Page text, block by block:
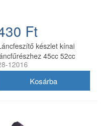
Ft
készlet kínai
45cc 52cc
12016